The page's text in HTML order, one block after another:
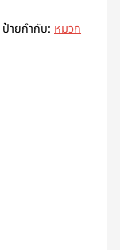
ป้ายกำกับ:หมวก